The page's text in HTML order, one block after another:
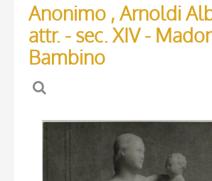
Anonimo , Arnoldi
attr. - sec. XIV -
Bambino